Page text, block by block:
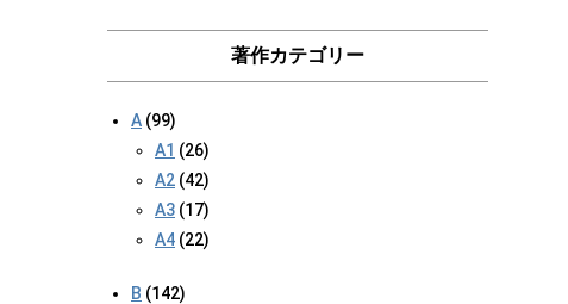
著作カテゴリー
A (99)
A1 (26)
A2 (42)
A3 (17)
A4 (22)
B (142)